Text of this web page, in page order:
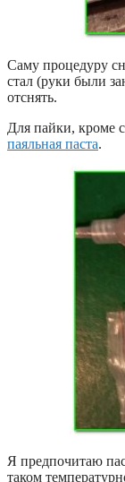
Саму процедуру
стал (руки были
отснять.
Для пайки, кроме
паяльная паста.
Я предпочитаю
таком